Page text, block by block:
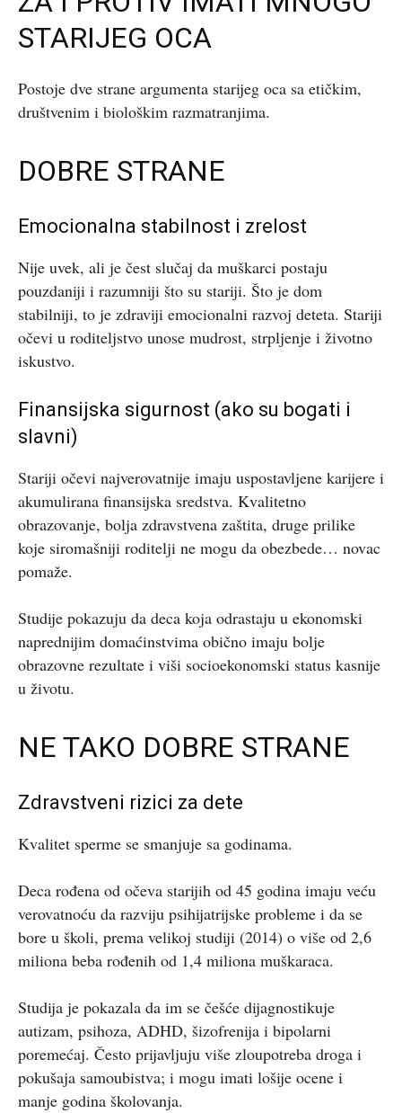
STARIJEG OCA
Postoje dve strane argumenta starijeg oca sa etičkim,
društvenim i biološkim razmatranjima.
DOBRE STRANE
Emocionalna stabilnost i zrelost
Nije uvek, ali je čest slučaj da muškarci postaju
pouzdaniji i razumniji što su stariji. Što je dom
stabilniji, to je zdraviji emocionalni razvoj deteta. Stariji
očevi u roditeljstvo unose mudrost, strpljenje i životno
iskustvo.
Finansijska sigurnost (ako su bogati i
slavni)
Stariji očevi najverovatnije imaju uspostavljene karijere i
akumulirana finansijska sredstva. Kvalitetno
obrazovanje, bolja zdravstvena zaštita, druge prilike
koje siromašniji roditelji ne mogu da obezbede… novac
pomaže.
Studije pokazuju da deca koja odrastaju u ekonomski
naprednijim domaćinstvima obično imaju bolje
obrazovne rezultate i viši socioekonomski status kasnije
u životu.
NE TAKO DOBRE STRANE
Zdravstveni rizici za dete
Kvalitet sperme se smanjuje sa godinama.
Deca rođena od očeva starijih od 45 godina imaju veću
verovatnoću da razviju psihijatrijske probleme i da se
bore u školi, prema velikoj studiji (2014) o više od 2,6
miliona beba rođenih od 1,4 miliona muškaraca.
Studija je pokazala da im se češće dijagnostikuje
autizam, psihoza, ADHD, šizofrenija i bipolarni
poremećaj. Često prijavljuju više zloupotreba droga i
pokušaja samoubistva; i mogu imati lošije ocene i
manje godina školovanja.